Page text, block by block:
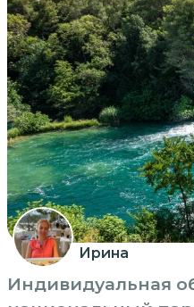
Ирина
Индивидуальная